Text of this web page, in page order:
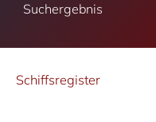
Suchergebnis
Schiffsregister